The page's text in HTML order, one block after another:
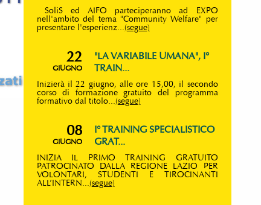
SoliS ed AIFO parteciperanno ad EXPO
nell'ambito del tema "Community Welfare" per
presentare l'esperienz...(segue)
22
GIUGNO
"LA VARIABILE UMANA", I°
TRAIN...
Inizierà il 22 giugno, alle ore 15,00, il secondo
corso di formazione gratuito del programma
formativo dal titolo...(segue)
08
GIUGNO
I° TRAINING SPECIALISTICO
GRAT...
INIZIA IL PRIMO TRAINING GRATUITO
PATROCINATO DALLA REGIONE LAZIO PER
VOLONTARI, STUDENTI E TIROCINANTI
ALL’INTERN...(segue)